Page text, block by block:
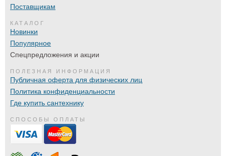
Поставщикам
КАТАЛОГ
Новинки
Популярное
Спецпредложения и акции
ПОЛЕЗНАЯ ИНФОРМАЦИЯ
Публичная оферта для физических лиц
Политика конфиденциальности
Где купить сантехнику
СПОСОБЫ ОПЛАТЫ